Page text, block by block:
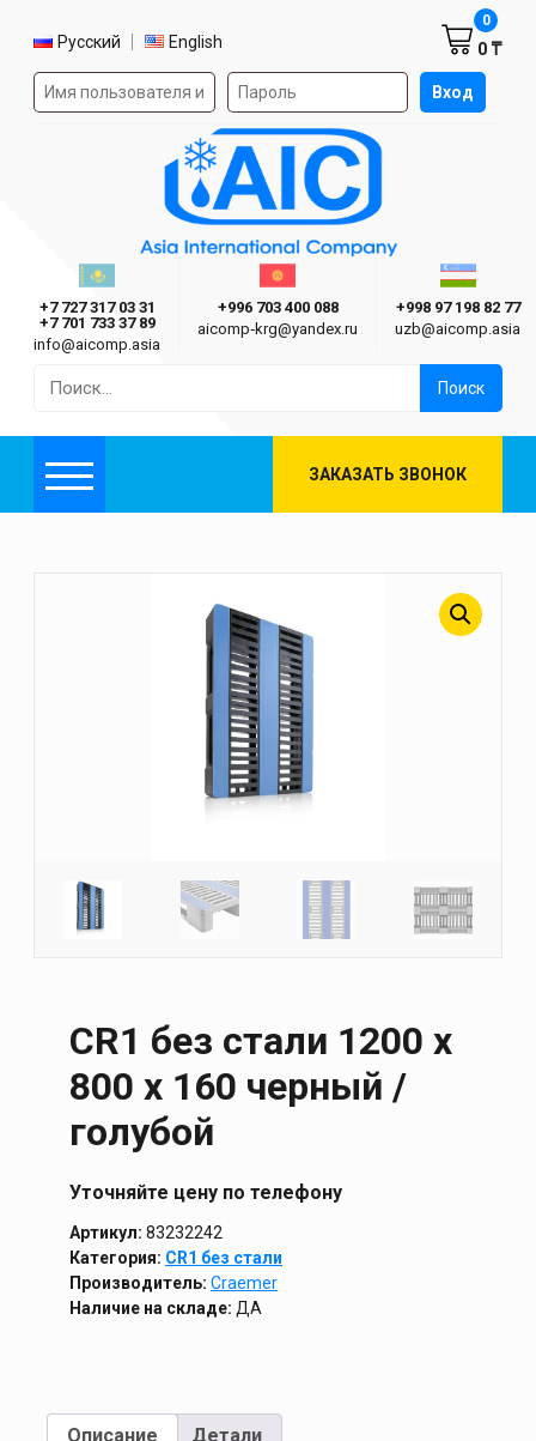
Выбор языка
Русский English
Форма авторизации на сайте Вход
0 ₸
0
Asia International Company
Казахстан г. Алматы
+7 727 317 03 31
+7 701 733 37 89
info@aicomp.asia
Киргизия г. Бишкек
+996 703 400 088
aicomp‑krg@yandex.ru
+998 97 198 82 77
uzb@aicomp.asia
Меню ЗАКАЗАТЬ ЗВОНОК
CR1 без стали 1200 х
800 х 160 черный /
голубой
Уточняйте цену по телефону
Артикул: 83232242
Категория: CR1 без стали
Производитель: Craemer
Наличие на складе: ДА
Описание Детали